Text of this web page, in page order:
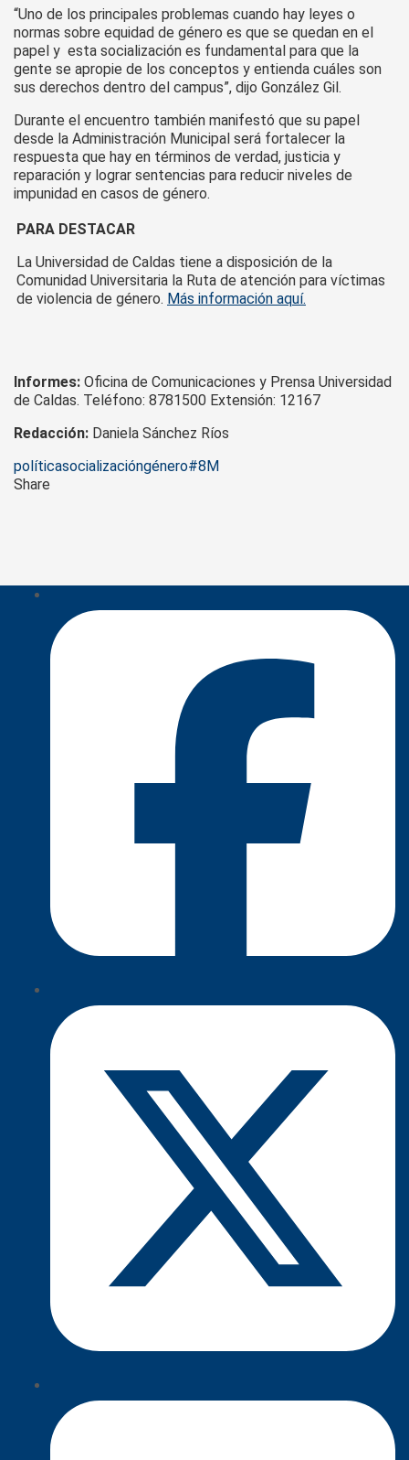
“Uno de los principales problemas cuando hay leyes o
normas sobre equidad de género es que se quedan en el
papel y esta socialización es fundamental para que la
gente se apropie de los conceptos y entienda cuáles son
sus derechos dentro del campus”, dijo González Gil.
Durante el encuentro también manifestó que su papel
desde la Administración Municipal será fortalecer la
respuesta que hay en términos de verdad, justicia y
reparación y lograr sentencias para reducir niveles de
impunidad en casos de género.
PARA DESTACAR
La Universidad de Caldas tiene a disposición de la
Comunidad Universitaria la Ruta de atención para víctimas
de violencia de género. Más información aquí.
Informes: Oficina de Comunicaciones y Prensa Universidad
de Caldas. Teléfono: 8781500 Extensión: 12167
Redacción: Daniela Sánchez Ríos
Tags
políticasocializacióngénero#8M
Share